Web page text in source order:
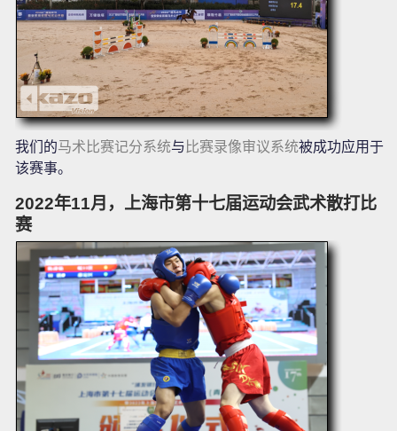
我们的马术比赛记分系统与 比赛录像审议系统被成功应用于
该赛事。
2022年11月，上海市第十七届运动会武术散打比
赛